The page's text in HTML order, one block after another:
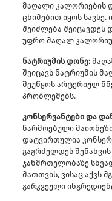
მაღალი კალორიების
ცხიმებით იყოს სავსე.
შეიძლება შეიცავდეს
უფრო მაღალ
ნატრიუმის დონე:
შეიცავს ნატრიუმის
შეუწყოს არტერიულ
პრობლემებს.
კონსერვანტები და
წარმოებული
დატვირთულია
გაგრძელდეს
ჯანმრთელობაზე
მათთვის, ვისაც აქვს
გარკვეული